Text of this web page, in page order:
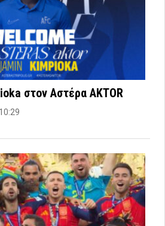
στον Αστέρα AKTOR